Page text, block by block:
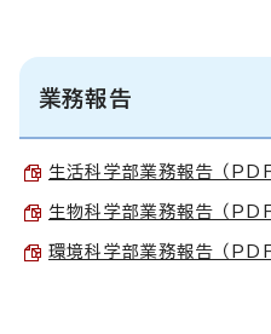
業務報告
生活科学部業務報告 （
生物科学部業務報告 （
環境科学部業務報告 （